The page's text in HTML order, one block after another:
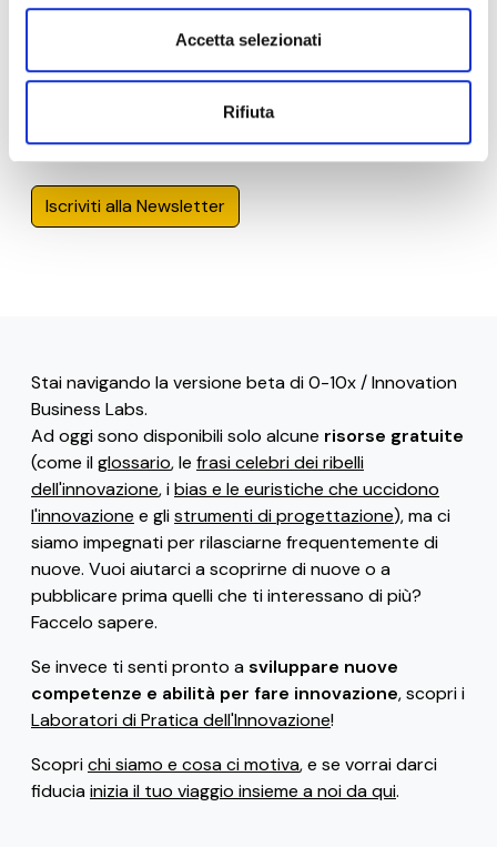
Accetta selezionati
Rifiuta
Ai sensi e per gli effetti degli artt. 6, 7, 12, 13 del
consenso al trattamento dati per finalità B), attività
trattamento dei dati personali.
Iscriviti alla Newsletter
Stai navigando la versione beta di 0-10x / Innovation
Business Labs.
Ad oggi sono disponibili solo alcune risorse gratuite
(come ilglossario, le frasi celebri dei ribelli
dell'innovazione, ibias e le euristiche che uccidono
l'innovazione e glistrumenti di progettazione), ma ci
siamo impegnati per rilasciarne frequentemente di
nuove. Vuoi aiutarci a scoprirne di nuove o a
pubblicare prima quelli che ti interessano di più?
Faccelo sapere.
Se invece ti senti pronto asviluppare nuove
competenze e abilità per fare innovazione, scopri i
Laboratori di Pratica dell'Innovazione!
Scoprichi siamo e cosa ci motiva, e se vorrai darci
fiduciainizia il tuo viaggio insieme a noi da qui.